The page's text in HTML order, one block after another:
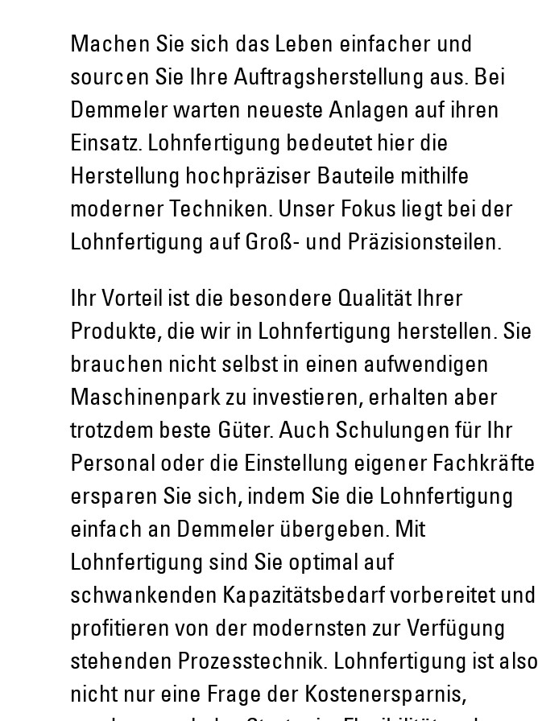
Machen Sie sich das Leben einfacher und
sourcen Sie Ihre Auftragsherstellung aus. Bei
Demmeler warten neueste Anlagen auf ihren
Einsatz. Lohnfertigung bedeutet hier die
Herstellung hochpräziser Bauteile mithilfe
moderner Techniken. Unser Fokus liegt bei der
Lohnfertigung auf Groß- und Präzisionsteilen.
Ihr Vorteil ist die besondere Qualität Ihrer
Produkte, die wir in Lohnfertigung herstellen. Sie
brauchen nicht selbst in einen aufwendigen
Maschinenpark zu investieren, erhalten aber
trotzdem beste Güter. Auch Schulungen für Ihr
Personal oder die Einstellung eigener Fachkräfte
ersparen Sie sich, indem Sie die Lohnfertigung
einfach an Demmeler übergeben. Mit
Lohnfertigung sind Sie optimal auf
schwankenden Kapazitätsbedarf vorbereitet und
profitieren von der modernsten zur Verfügung
stehenden Prozesstechnik. Lohnfertigung ist also
nicht nur eine Frage der Kostenersparnis,